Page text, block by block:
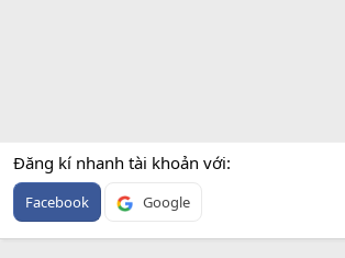
Đăng kí nhanh tài khoản với
Facebook Google